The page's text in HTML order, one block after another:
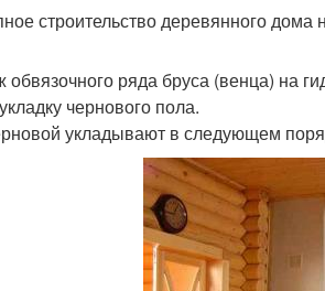
строительство деревянного дома
обвязочного ряда бруса (венца) на
чернового пола.
укладывают в следующем